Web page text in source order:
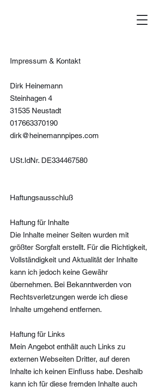
Impressum & Kontakt
Dirk Heinemann
Steinhagen 4
31535 Neustadt
017663370190
dirk@heinemannpipes.com
USt.IdNr. DE334467580
Haftungsausschluß
Haftung für Inhalte
Die Inhalte meiner Seiten wurden mit
größter Sorgfalt erstellt. Für die Richtigkeit,
Vollständigkeit und Aktualität der Inhalte
kann ich jedoch keine Gewähr
übernehmen. Bei Bekanntwerden von
Rechtsverletzungen werde ich diese
Inhalte umgehend entfernen.
Haftung für Links
Mein Angebot enthält auch Links zu
externen Webseiten Dritter, auf deren
Inhalte ich keinen Einfluss habe. Deshalb
kann ich für diese fremden Inhalte auch